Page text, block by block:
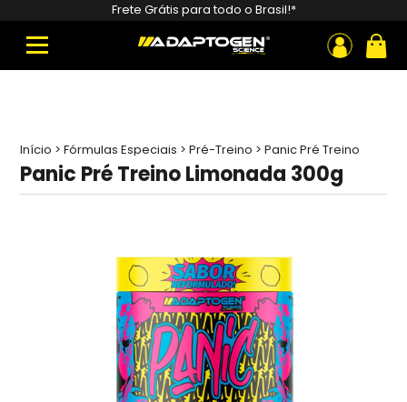
Frete Grátis para todo o Brasil!*
ou
produtos
Início >Fórmulas Especiais >Pré-Treino >Panic Pré Treino
Limonada 300g
Panic Pré Treino Limonada 300g